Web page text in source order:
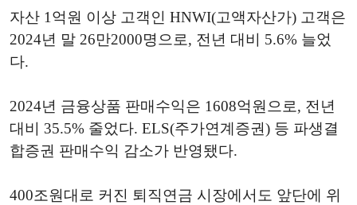
자산 1억원 이상 고객인 HNWI(고액자산가) 고객은
2024년 말 26만2000명으로, 전년 대비 5.6% 늘었
다.
2024년 금융상품 판매수익은 1608억원으로, 전년
대비 35.5% 줄었다. ELS(주가연계증권) 등 파생결
합증권 판매수익 감소가 반영됐다.
400조원대로 커진 퇴직연금 시장에서도 앞단에 위